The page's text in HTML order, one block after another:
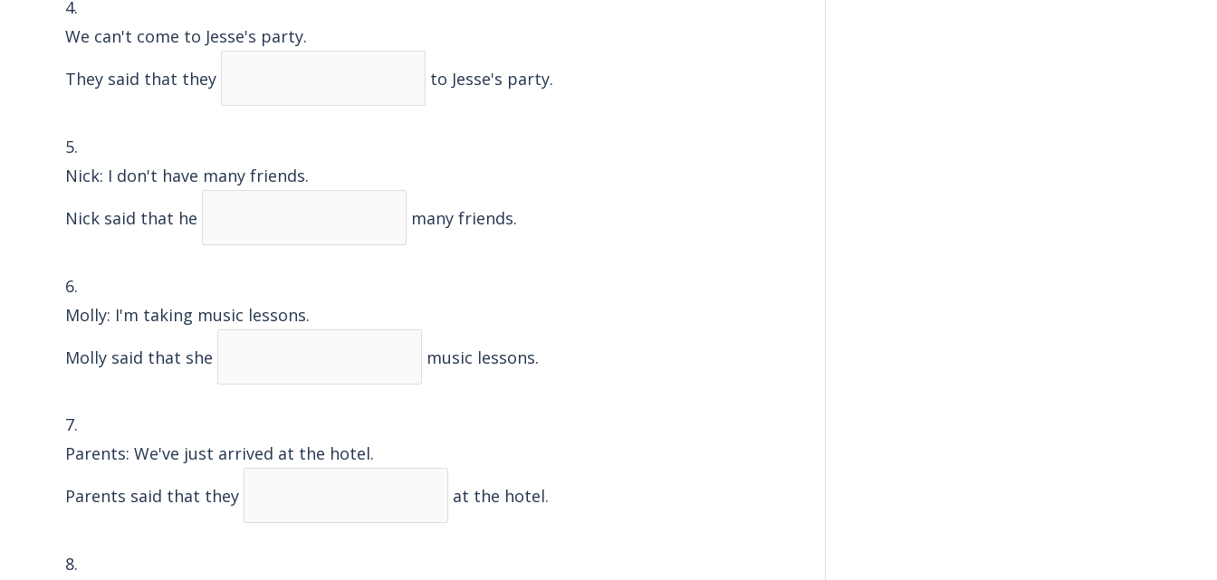
4.
We can't come to Jesse's party.
They said that they
to Jesse's party.
5.
Nick: I don't have many friends.
Nick said that he
many friends.
6.
Molly: I'm taking music lessons.
Molly said that she
music lessons.
7.
Parents: We've just arrived at the hotel.
Parents said that they
at the hotel.
8.